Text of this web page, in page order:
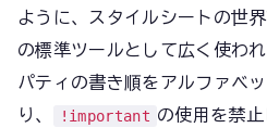
ように、スタイルシートの世
の標準ツールとして広く使わ
パティの書き順をアルファベ
り、
!important の使用を禁